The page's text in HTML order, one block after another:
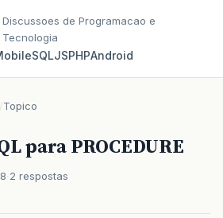
Discussoes de Programacao e
Tecnologia
SQLJSPHPAndroid
/Topico
para PROCEDURE
2 respostas